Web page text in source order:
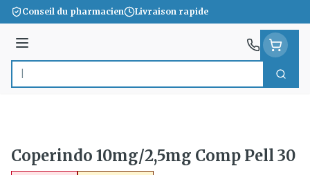
Aller au contenu
Conseil du pharmacien Livraison rapide
Menu
Rechercher
Coperindo 10mg/2,5mg Comp Pell 30